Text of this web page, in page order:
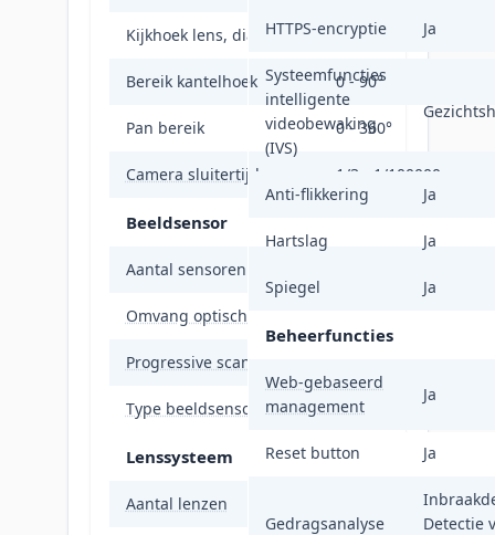
Kijkhoek lens, diagonaal 128°
Bereik kantelhoek 0 - 90°
Pan bereik 0 - 360°
Camera sluitertijd 1/3 - 1/100000 s
Beeldsensor
Aantal sensoren
Omvang optische sensor
Progressive scan
Type beeldsensor CMOS
Lenssysteem
Aantal lenzen
HTTPS-encryptie Ja
Systeemfuncties
intelligente
videobewaking
(IVS)
Anti-flikkering Ja
Hartslag Ja
Spiegel Ja
Beheerfuncties
Web-gebaseerd
management
Ja
Reset button Ja
Gedragsanalyse
Detectie